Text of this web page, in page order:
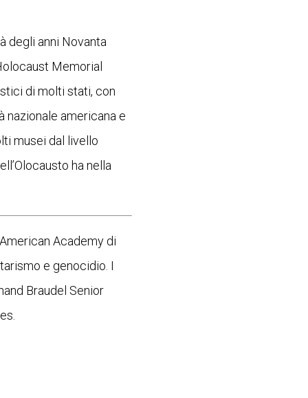
degli anni Novanta
Memorial
di molti stati, con
nazionale americana e
musei dal livello
ha nella
Academy di
e genocidio. I
Braudel Senior